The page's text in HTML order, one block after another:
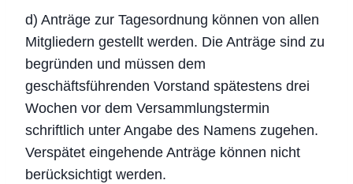
d) Anträge zur Tagesordnung können von allen
Mitgliedern gestellt werden. Die Anträge sind zu
begründen und müssen dem
geschäftsführenden Vorstand spätestens drei
Wochen vor dem Versammlungstermin
schriftlich unter Angabe des Namens zugehen.
Verspätet eingehende Anträge können nicht
berücksichtigt werden.